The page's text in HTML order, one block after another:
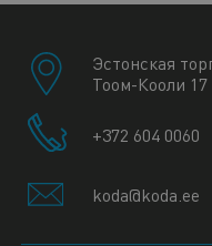
Эстонская
Тоом-Кооли 17
+372 604 0060
koda@koda.ee